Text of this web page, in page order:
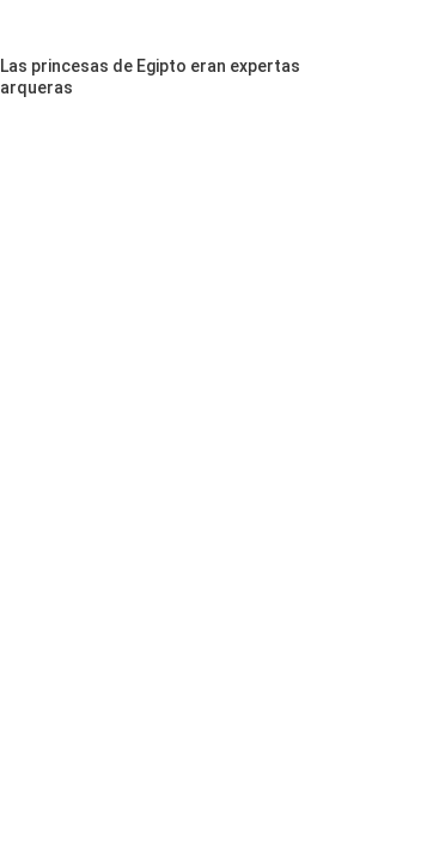
Las princesas de Egipto eran expertas
arqueras